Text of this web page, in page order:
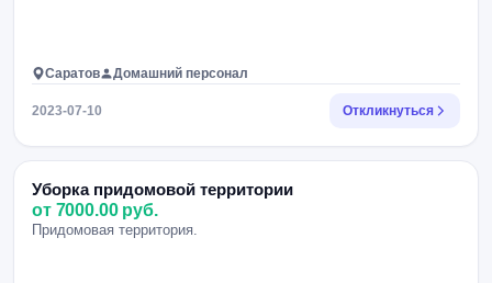
Саратов Домашний персонал
2023-07-10 Откликнуться
Уборка придомовой территории
от 7000.00 руб.
Придомовая территория.